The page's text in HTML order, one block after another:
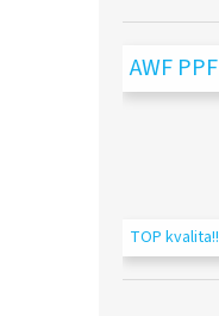
AWF
TOP